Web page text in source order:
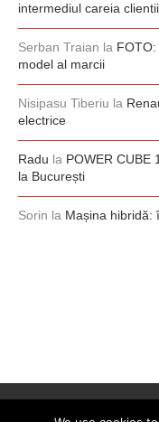
intermediul careia
Serban Traian la
model al marcii
Nisipasu Tiberiu la
electrice
Radu la POWER CUBE
la București
Sorin la Mașina